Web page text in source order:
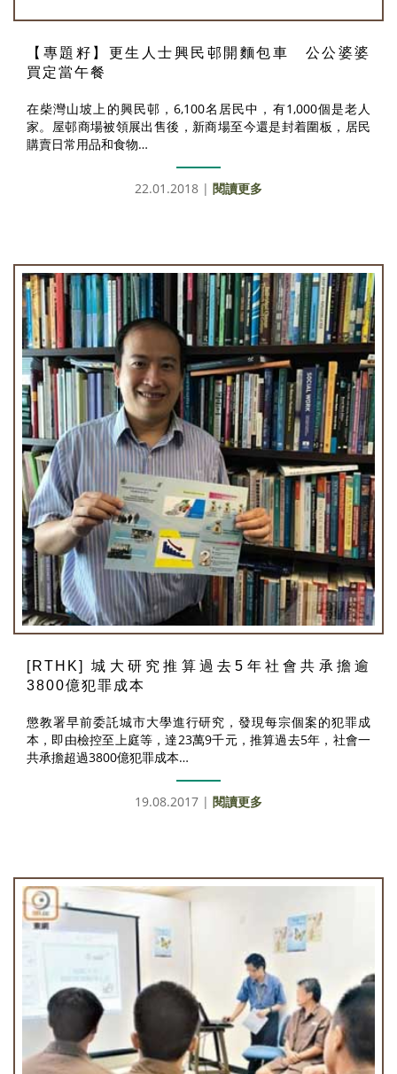
【專題籽】更生人士興民邨開麵包車 公公婆婆
買定當午餐
在柴灣山坡上的興民邨，6,100名居民中，有1,000個是老人
家。屋邨商場被領展出售後，新商場至今還是封着圍板，居民
購賣日常用品和食物…
22.01.2018 | 閱讀更多
[RTHK] 城大研究推算過去5年社會共承擔逾
3800億犯罪成本
懲教署早前委託城市大學進行研究，發現每宗個案的犯罪成
本，即由檢控至上庭等，達23萬9千元，推算過去5年，社會一
共承擔超過3800億犯罪成本…
19.08.2017 | 閱讀更多